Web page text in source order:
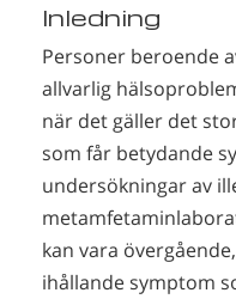
Inledning
Personer beroende
allvarlig
när det gäller det
som får betydande
undersökningar av
kan vara
ihållande symptom